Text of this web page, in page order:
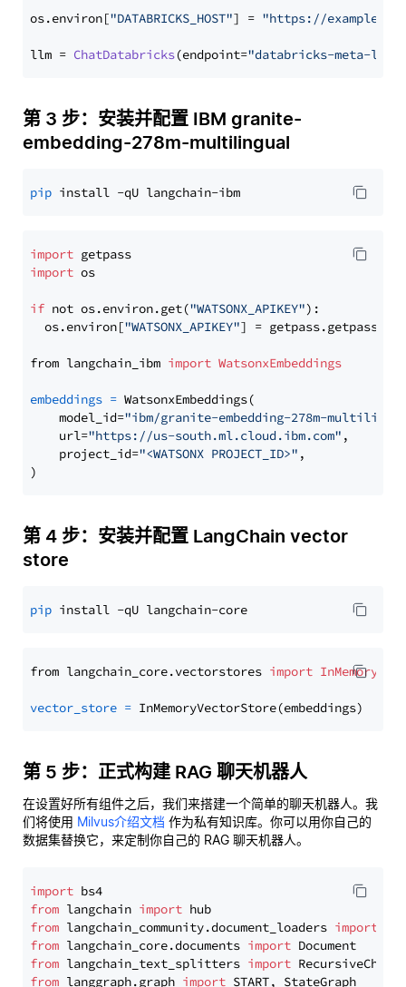
os.environ["DATABRICKS_HOST"] = "https://
llm = ChatDatabricks(endpoint="databricks-meta-
第 3 步：安装并配置 IBM granite-
embedding-278m-multilingual
pip
import
import os
if not os.environ.get("WATSONX_APIKEY"):
  os.environ[
"WATSONX_APIKEY"] = getpass.getpass(
from langchain_ibm import WatsonxEmbeddings
embeddings = WatsonxEmbeddings(
    model_id=
"ibm/granite-embedding-278m-
    url=
"https://us-south.ml.cloud.ibm.com" ,
    project_id=
"<WATSONX PROJECT_ID>" ,
第 4 步：安装并配置 LangChain vector
store
pip
from langchain_core.vectorstores import
vector_store =
第 5 步：正式构建 RAG 聊天机器人
在设置好所有组件之后，我们来搭建一个简单的聊天机器人。我
们将使用 Milvus介绍文档 作为私有知识库。你可以用你自己的
数据集替换它，来定制你自己的 RAG 聊天机器人。
import
from langchain import
from langchain_community.document_loaders import
from langchain_core.documents import
from langchain_text_splitters import
from langgraph.graph import